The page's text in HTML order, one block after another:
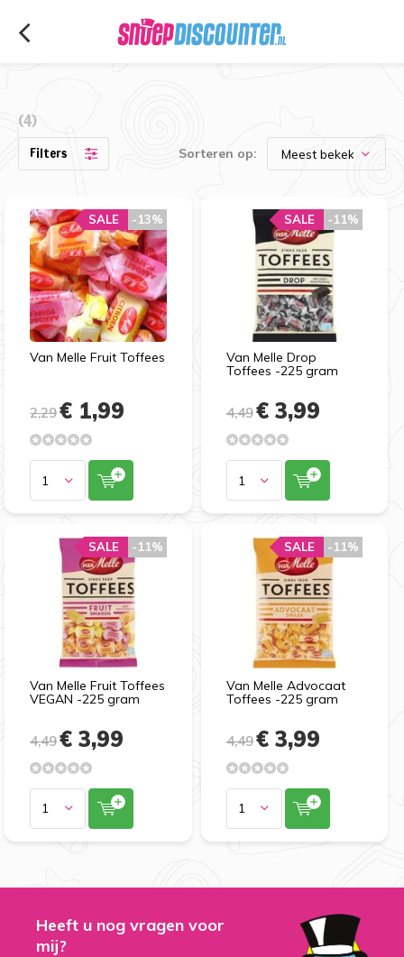
(4)
Filters Sorteren op:
Van Melle Fruit Toffees
-13%
SALE
2,29€ 1,99
Van Melle Drop
Toffees -225 gram
-11%
SALE
4,49€ 3,99
Van Melle Fruit Toffees
VEGAN -225 gram
-11%
SALE
4,49€ 3,99
Van Melle Advocaat
Toffees -225 gram
-11%
SALE
4,49€ 3,99
Heeft u nog vragen voor
mij?